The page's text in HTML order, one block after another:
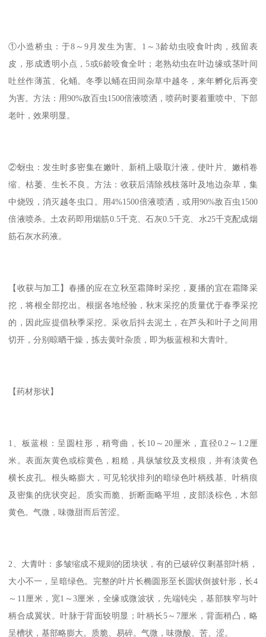
①小造桥虫：于8～9月发生为害。1～3龄幼虫咬食叶肉，残留表
皮，形成透明小点，5或6龄咬食全叶；老熟幼虫在叶边缘或茎叶间
吐丝作薄茧、化蛹。冬季以蛹在田间杂草中越冬，来年孵化后再变
为害。方法：用90%敌百虫1500倍液喷洒，喷药时要着重喷中、下部
老叶，效果明显。
②蚜虫：发生时多密集在嫩叶、新梢上吸取汁液，使叶片、嫩梢卷
缩、枯萎、生长不良。方法：收获后清除残枝落叶及地边杂草，集
中烧毁，消灭越冬虫口。用4%1500倍液喷洒，或用90%敌百虫1500
倍液喷杀。土农药即用烟筋0.5千克、石灰0.5千克、水25千克配成烟
筋石灰水药液。
【收获与加工】春播的应在立秋至霜降时采挖，夏播的宜在霜降采
挖，将根全部挖出。根据各地经验，秋末采挖的质量优于春季采挖
的，因此应提倡秋季采挖。采收后抖去泥土，在芦头和叶子之间用
切开，分别晾晒干燥，拣去黄叶杂质，即为板蓝根和大青叶。
【药材形状】
1、板蓝根：呈圆柱形，稍弯曲，长10～20厘米，直径0.2～1.2厘
米。表面灰黄色或棕黄色，粗糙，具纵皱纹及支根痕，并有淡黄色
横长皮孔。根头略膨大，可见轮状排列的暗绿色叶柄残基、叶柄痕
及密集的疣状突起。质实而脆、折断面略平坦，皮部淡棕色，木部
黄色。气微，味微甜而后苦涩。
2、大青叶：多皱缩成不规则的团块状，有的已破碎仅剩基部叶柄，
大小不一，呈暗绿色。完整的叶片长椭圆形至长圆状倒披针形，长4
～11厘米，宽1～3厘米，全缘或微波状，先端钝尖，基部狭窄与叶
柄合成翼状。叶脉于背面较明显；叶柄长5～7厘米，背面稍凸，略
呈槽状，基部略膨大。质脆、易碎。气微，味微酸、苦、涩。